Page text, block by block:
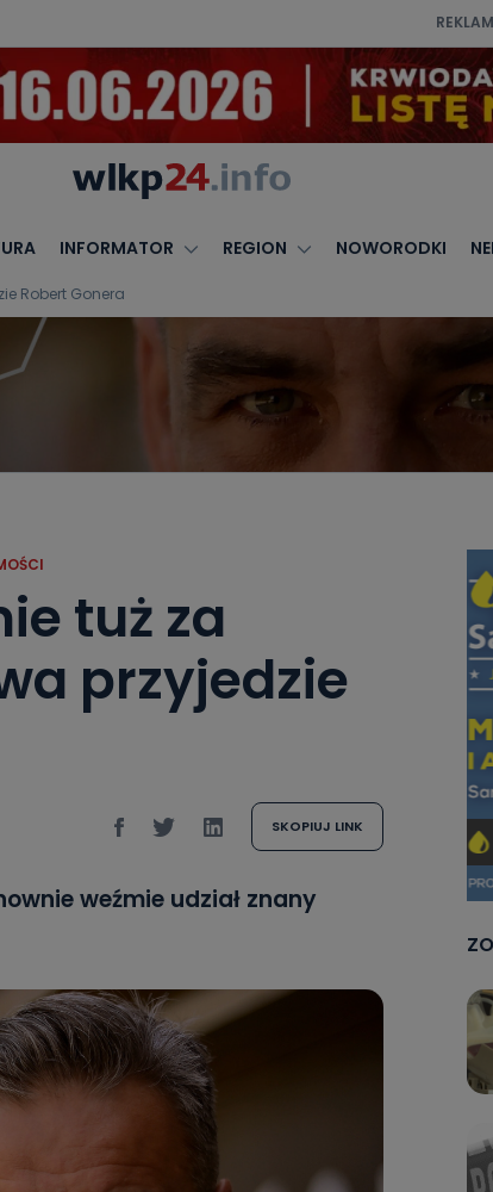
INFORMATOR REGION NOWORODKI
Robert Gonera
tuż za
przyjedzie
SKOPIUJ LINK
weźmie udział znany